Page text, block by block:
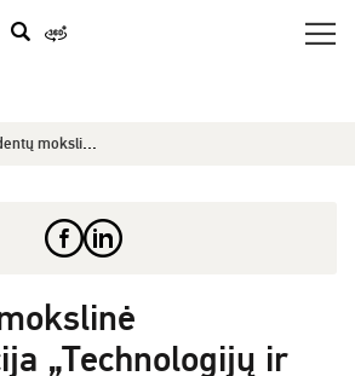
konferencija „Technologijų ir ...
„Technologijų ir